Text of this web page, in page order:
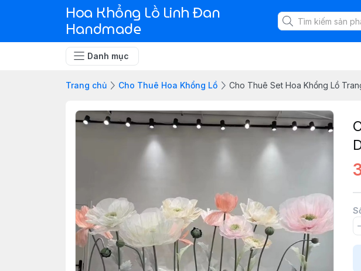
Hoa Khổng Lồ Linh Đan
Handmade
Danh mục
Trang chủ Cho Thuê Hoa Khổng Lồ Cho Thuê Set Hoa Khổng Lồ